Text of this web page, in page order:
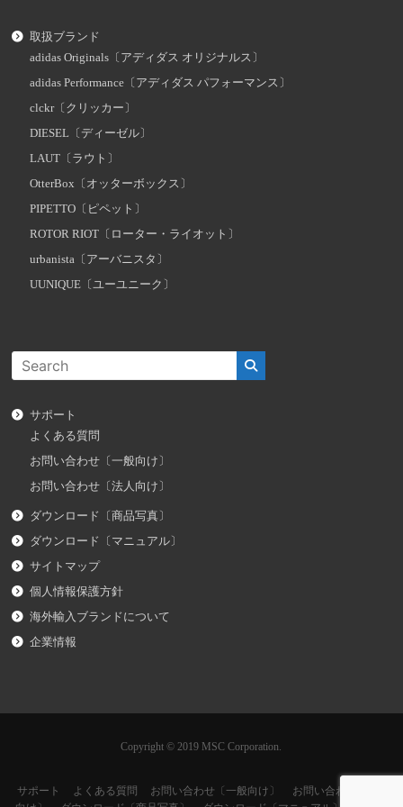
取扱ブランド
adidas Originals〔アディダス オリジナルス〕
adidas Performance〔アディダス パフォーマンス〕
clckr〔クリッカー〕
DIESEL〔ディーゼル〕
LAUT〔ラウト〕
OtterBox〔オッターボックス〕
PIPETTO〔ピペット〕
ROTOR RIOT〔ローター・ライオット〕
urbanista〔アーバニスタ〕
UUNIQUE〔ユーユニーク〕
サポート
よくある質問
お問い合わせ〔一般向け〕
お問い合わせ〔法人向け〕
ダウンロード〔商品写真〕
ダウンロード〔マニュアル〕
サイトマップ
個人情報保護方針
海外輸入ブランドについて
企業情報
Copyright © 2019 MSC Corporation.
サポート よくある質問 お問い合わせ〔一般向け〕
お問い合わせ〔法人